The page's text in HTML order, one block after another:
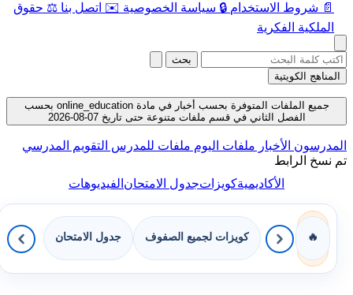
📄 شروط الاستخدام 🔒 سياسة الخصوصية ✉️ اتصل بنا ⚖️ حقوق
الملكية الفكرية
بحث
المناهج الكويتية
جميع الملفات المتوفرة بحسب أخبار في مادة online_education بحسب
الفصل الثاني في قسم ملفات متنوعة حتى تاريخ 07-08-2026
المدرسون الأخبار ملفات اليوم ملفات للمدرس التقويم المدرسي
تم نسخ الرابط
الأكاديميةكويزاتجدول الامتحانالفيديوهات
🔥 كويزات لجميع الصفوف جدول الامتحان